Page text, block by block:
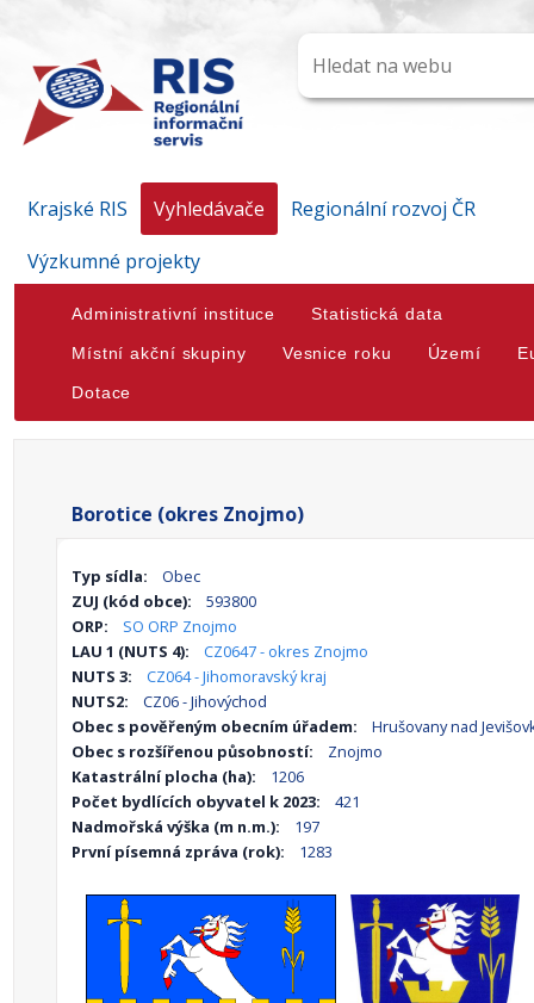
Krajské RIS Vyhledávače
Regionální rozvoj ČR
Výzkumné projekty
Administrativní instituce Statistická data
Místní akční skupiny Vesnice roku Území
Dotace
Borotice (okres Znojmo)
Typ sídla:
Obec
ZUJ (kód obce):
593800
ORP:
SO ORP Znojmo
LAU 1 (NUTS 4):
CZ0647 - okres Znojmo
NUTS 3:
CZ064 - Jihomoravský kraj
NUTS2:
CZ06 - Jihovýchod
Obec s pověřeným obecním úřadem:
Hrušovany nad
Obec s rozšířenou působností:
Znojmo
Katastrální plocha (ha):
1206
Počet bydlících obyvatel k 2023:
421
Nadmořská výška (m n.m.):
197
První písemná zpráva (rok):
1283